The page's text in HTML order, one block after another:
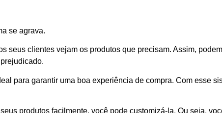
se agrava.
seus clientes vejam os produtos que precisam. Assim,
para garantir uma boa experiência de compra. Com esse
produtos facilmente, você pode customizá-la. Ou seja,